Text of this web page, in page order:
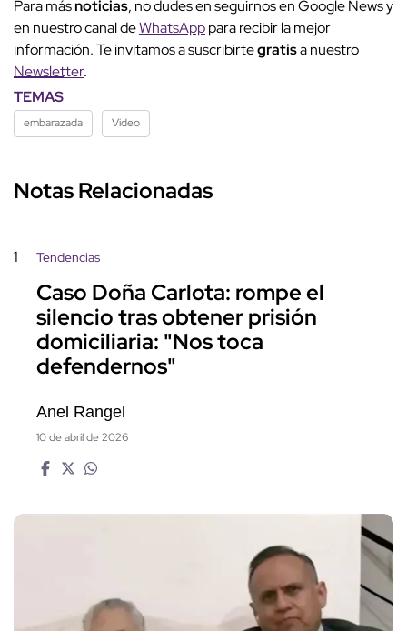
Para másnoticias, no dudes en seguirnos en Google News y
en nuestro canal deWhatsApppara recibir la mejor
información. Te invitamos a suscribirtegratisa nuestro
Newsletter.
TEMAS
embarazada Video
Notas Relacionadas
1 Tendencias
Caso Doña Carlota: rompe el
silencio tras obtener prisión
domiciliaria: "Nos toca
defendernos"
Anel Rangel
10 de abril de 2026